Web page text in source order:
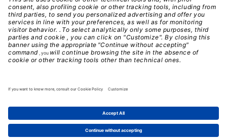
Privacy
Gestione Cookie